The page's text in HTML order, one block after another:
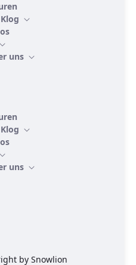
Klog
uns
Klog
uns
by Snowlion